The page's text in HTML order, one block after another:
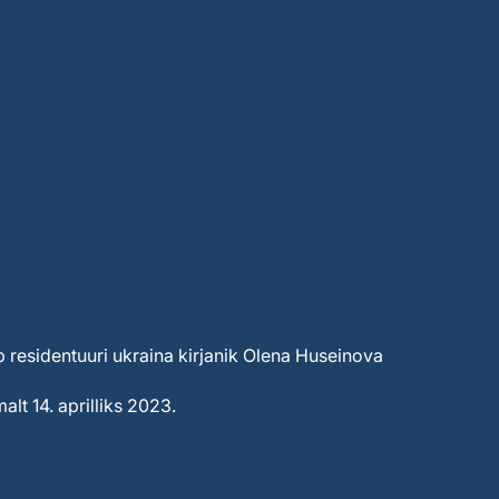
residentuuri ukraina kirjanik Olena Huseinova
14. aprilliks 2023.